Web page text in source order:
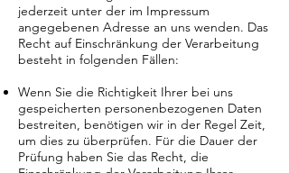
jederzeit unter der im Impressum
angegebenen Adresse an uns wenden. Das
Recht auf Einschränkung der Verarbeitung
besteht in folgenden Fällen:
Wenn Sie die Richtigkeit Ihrer bei uns
gespeicherten personenbezogenen Daten
bestreiten, benötigen wir in der Regel Zeit,
um dies zu überprüfen. Für die Dauer der
Prüfung haben Sie das Recht, die